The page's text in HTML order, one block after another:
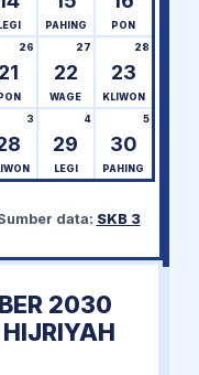
PAHING PON
21
26
22
27
WAGE
23
28
KLIWON
3
29
4
LEGI
30
5
PAHING
data: SKB 3
2030